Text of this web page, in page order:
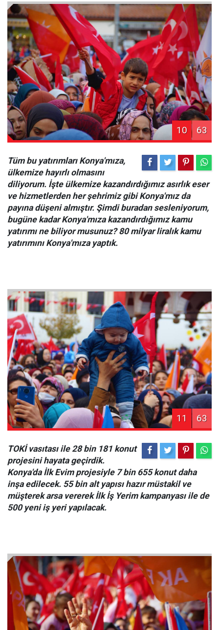
10 63
Tüm bu yatırımları Konya'mıza,
ülkemize hayırlı olmasını
diliyorum. İşte ülkemize kazandırdığımız asırlık eser
ve hizmetlerden her şehrimiz gibi Konya'mız da
payına düşeni almıştır. Şimdi buradan sesleniyorum,
bugüne kadar Konya'mıza kazandırdığımız kamu
yatırımı ne biliyor musunuz? 80 milyar liralık kamu
yatırımını Konya'mıza yaptık.
11 63
TOKİ vasıtası ile 28 bin 181 konut
projesini hayata geçirdik.
Konya'da İlk Evim projesiyle 7 bin 655 konut daha
inşa edilecek. 55 bin alt yapısı hazır müstakil ve
müşterek arsa vererek İlk İş Yerim kampanyası ile de
500 yeni iş yeri yapılacak.